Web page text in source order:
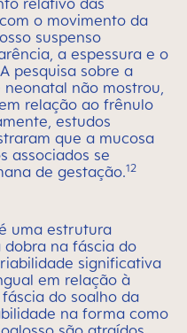
relativo das
o movimento da
suspenso
a espessura e o
pesquisa sobre a
não mostrou,
relação ao frênulo
estudos
que a mucosa
associados se
de gestação.12
uma estrutura
na fáscia do
significativa
em relação à
do soalho da
na forma como